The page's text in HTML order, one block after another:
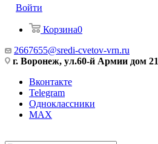
Войти
Корзина0
2667655@sredi-cvetov-vrn.ru
г. Воронеж, ул.60-й Армии дом 21
Вконтакте
Telegram
Одноклассники
MAX